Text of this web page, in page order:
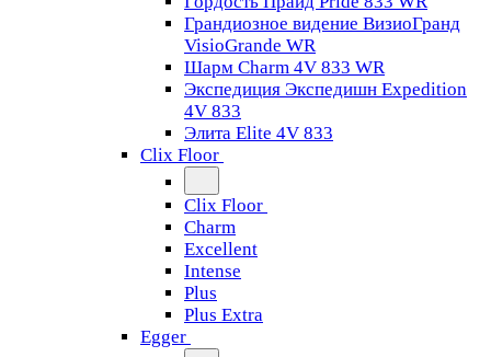
Грандиозное видение ВизиоГранд
VisioGrande WR
Шарм Charm 4V 833 WR
Экспедиция Экспедишн Expedition
4V 833
Элита Elite 4V 833
Clix Floor
Clix Floor
Charm
Excellent
Intense
Plus
Plus Extra
Egger